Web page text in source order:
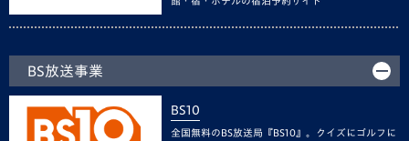
BS放送事業
BS10
全国無料のBS放送局『BS10』。クイズにゴルフに